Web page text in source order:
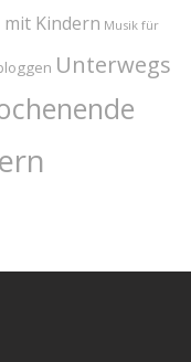
mit Kindern Musik für
Unterwegs